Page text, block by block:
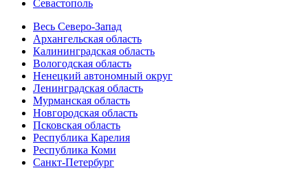
Севастополь
Весь Северо-Запад
Архангельская область
Калининградская область
Вологодская область
Ненецкий автономный округ
Ленинградская область
Мурманская область
Новгородская область
Псковская область
Республика Карелия
Республика Коми
Санкт-Петербург